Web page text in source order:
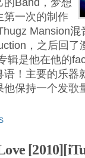
的Band，梦想
第一次的制作
Mansion
，之后回了
辑是他在他的
！主要的乐器
保持一个发歌